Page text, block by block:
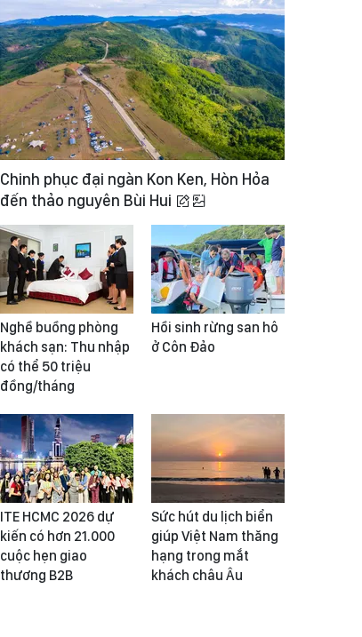
Chinh phục đại ngàn Kon Ken, Hòn Hỏa
đến thảo nguyên Bùi Hui
Nghề buồng phòng
khách sạn: Thu nhập
có thể 50 triệu
đồng/tháng
Hồi sinh rừng san hô
ở Côn Đảo
ITE HCMC 2026 dự
kiến có hơn 21.000
cuộc hẹn giao
thương B2B
Sức hút du lịch biển
giúp Việt Nam thăng
hạng trong mắt
khách châu Âu